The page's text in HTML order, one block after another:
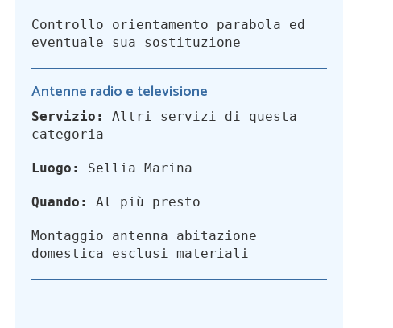
Controllo orientamento parabola ed
eventuale sua sostituzione
Antenne radio e televisione
Servizio:
Altri servizi di questa
categoria
Luogo: Sellia Marina
Quando: Al più presto
Montaggio antenna abitazione
domestica esclusi materiali